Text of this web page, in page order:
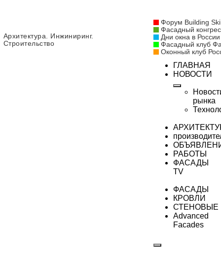
Архитектура. Инжиниринг.
Строительство
Форум Building
Фасадный
Дни окна в России
Фасадный клуб
Оконный клуб
ГЛАВНАЯ
НОВОСТИ
рынка
РАБОТЫ
ФАСАДЫ
TV
ФАСАДЫ
КРОВЛИ
СТЕНОВЫЕ
Advanced
Facades